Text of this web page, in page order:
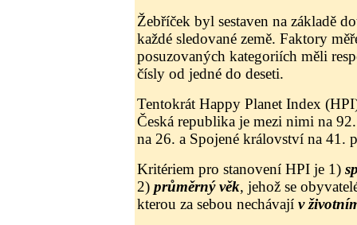
Žebříček byl sestaven na základě
každé sledované země. Faktory
posuzovaných kategoriích měli
čísly od jedné do deseti.
Tentokrát Happy Planet Index
Česká republika je mezi nimi na
na 26. a Spojené království na 41.
Kritériem pro stanovení HPI je 1)
2) průměrný věk, jehož se
kterou za sebou nechávají v